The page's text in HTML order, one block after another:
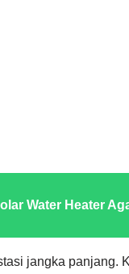
Water Heater
jangka panjang.